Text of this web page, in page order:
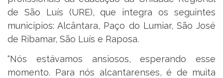
de São Luís (URE), que integra os seguintes
municípios: Alcântara, Paço do Lumiar, São José
de Ribamar, São Luís e Raposa.
“Nós estávamos ansiosos, esperando esse
momento. Para nós alcantarenses, é de muita